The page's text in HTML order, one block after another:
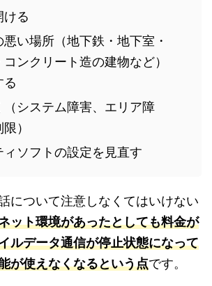
ける
い場所（地下鉄・地下室・
コンクリート造の建物など）
る
（システム障害、エリア障
）
ィソフトの設定を見直す
について注意しなくてはいけない
ット環境があったとしても料金が
ルデータ通信が停止状態になって
が使えなくなるという点です。